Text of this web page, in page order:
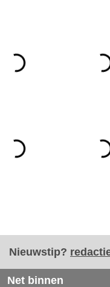
Nieuwstip?
Net binnen